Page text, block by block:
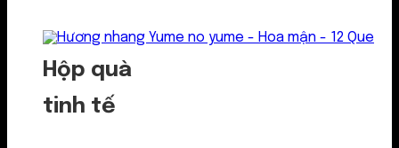
Hộp quà
tinh tế